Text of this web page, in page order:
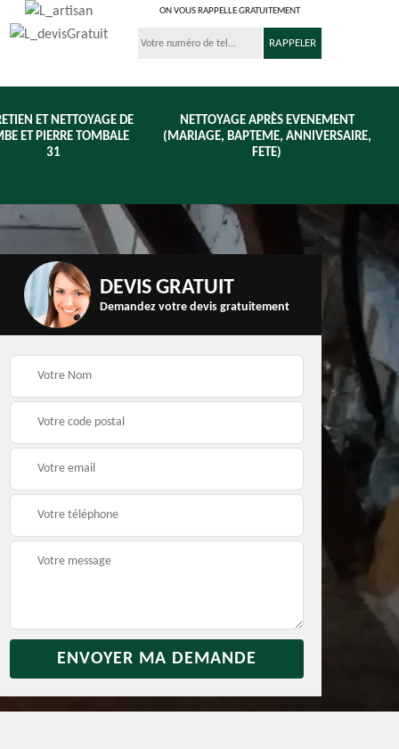
ON VOUS RAPPELLE GRATUITEMENT
ET NETTOYAGE DE
ET PIERRE TOMBALE
31
NETTOYAGE APRÈS EVENEMENT
(MARIAGE, BAPTEME, ANNIVERSAIRE,
FETE)
Débarras jardin 31 Vidage de maison 31
DEVIS GRATUIT
Demandez votre devis gratuitement